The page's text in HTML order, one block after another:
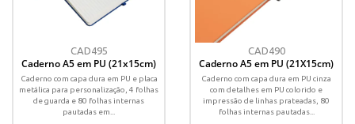
CAD495
Caderno A5 em PU (21x15cm)
Caderno com capa dura em PU e placa
metálica para personalização, 4 folhas
de guarda e 80 folhas internas
pautadas em...
CAD490
Caderno A5 em PU (21X15cm)
Caderno com capa dura em PU cinza
com detalhes em PU colorido e
impressão de linhas prateadas, 80
folhas internas pautadas...